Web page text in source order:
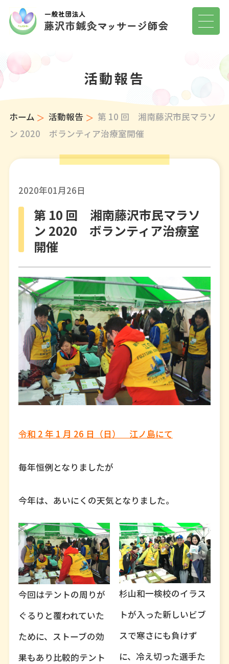
活動報告
ホーム 活動報告
第 10 回 湘南藤沢市民マラソ
ン 2020 ボランティア治療室開催
2020年01月26日
第 10 回 湘南藤沢市民マラソ
ン 2020 ボランティア治療室
開催
令和 2 年 1 月 26 日（日） 江ノ島にて
毎年恒例となりましたが
今年は、あいにくの天気となりました。
今回はテントの周りが
ぐるりと覆われていた
ために、ストーブの効
果もあり比較的テント
杉山和一検校のイラス
トが入った新しいビブ
スで寒さにも負けず
に、冷え切った選手た